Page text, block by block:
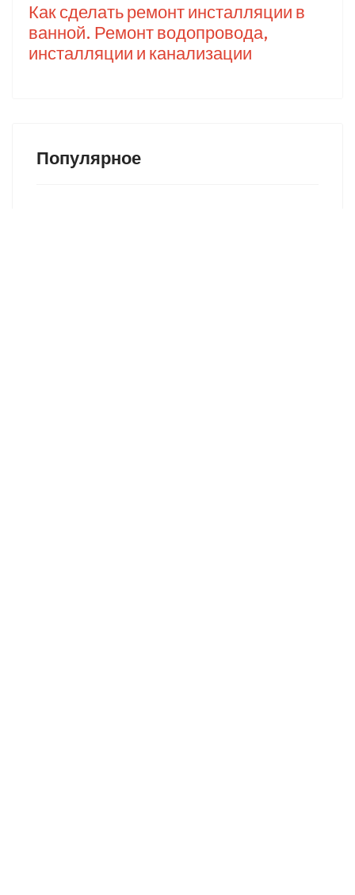
Как сделать ремонт инсталляции в
ванной. Ремонт водопровода,
инсталляции и канализации
Популярное